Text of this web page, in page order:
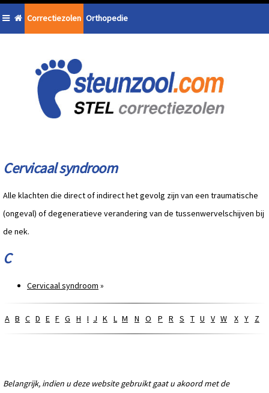
Correctiezolen Orthopedie
Cervicaal syndroom
Alle klachten die direct of indirect het gevolg zijn van een traumatische
(ongeval) of degeneratieve verandering van de tussenwervelschijven bij
de nek.
C
Cervicaal syndroom »
A B C D E F G H I J K L M N O P R S T U V W X Y Z
Belangrijk, indien u deze website gebruikt gaat u akoord met de